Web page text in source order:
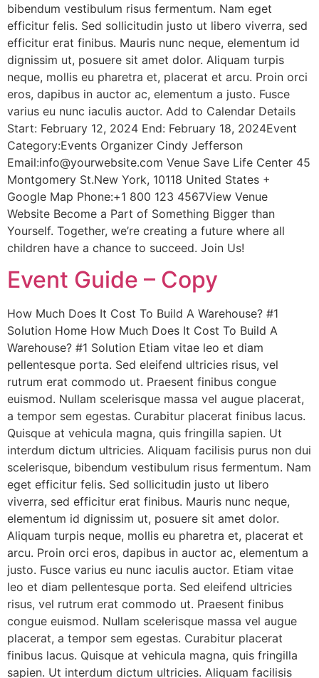
bibendum vestibulum risus fermentum. Nam eget
efficitur felis. Sed sollicitudin justo ut libero viverra, sed
efficitur erat finibus. Mauris nunc neque, elementum id
dignissim ut, posuere sit amet dolor. Aliquam turpis
neque, mollis eu pharetra et, placerat et arcu. Proin orci
eros, dapibus in auctor ac, elementum a justo. Fusce
varius eu nunc iaculis auctor. Add to Calendar Details
Start: February 12, 2024 End: February 18, 2024Event
Category:Events Organizer Cindy Jefferson
Email:info@yourwebsite.com Venue Save Life Center 45
Montgomery St.New York, 10118 United States +
Google Map Phone:+1 800 123 4567View Venue
Website Become a Part of Something Bigger than
Yourself. Together, we’re creating a future where all
children have a chance to succeed. Join Us!
Event Guide – Copy
How Much Does It Cost To Build A Warehouse? #1
Solution Home How Much Does It Cost To Build A
Warehouse? #1 Solution Etiam vitae leo et diam
pellentesque porta. Sed eleifend ultricies risus, vel
rutrum erat commodo ut. Praesent finibus congue
euismod. Nullam scelerisque massa vel augue placerat,
a tempor sem egestas. Curabitur placerat finibus lacus.
Quisque at vehicula magna, quis fringilla sapien. Ut
interdum dictum ultricies. Aliquam facilisis purus non dui
scelerisque, bibendum vestibulum risus fermentum. Nam
eget efficitur felis. Sed sollicitudin justo ut libero
viverra, sed efficitur erat finibus. Mauris nunc neque,
elementum id dignissim ut, posuere sit amet dolor.
Aliquam turpis neque, mollis eu pharetra et, placerat et
arcu. Proin orci eros, dapibus in auctor ac, elementum a
justo. Fusce varius eu nunc iaculis auctor. Etiam vitae
leo et diam pellentesque porta. Sed eleifend ultricies
risus, vel rutrum erat commodo ut. Praesent finibus
congue euismod. Nullam scelerisque massa vel augue
placerat, a tempor sem egestas. Curabitur placerat
finibus lacus. Quisque at vehicula magna, quis fringilla
sapien. Ut interdum dictum ultricies. Aliquam facilisis